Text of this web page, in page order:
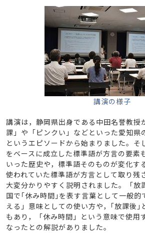
講演の様子
講演は，静岡県出身である中田名誉教授
課」や「ピンクい」などといった愛知県
というエピソードから始まりました。そ
をベースに成立した標準語が方言の要素
いった歴史や，標準語そのものが変化す
使われていた標準語が方言として取り残
大変分かりやすく説明されました。「放
国で｢休み時間｣を表す言葉として一般的
える」意味としての使い方や，｢放課後｣
もあり，「休み時間」という意味で使用
なったとの解説がありました。